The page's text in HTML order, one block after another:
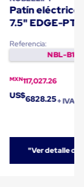
Patín eléctrico
7.5" EDGE-
Referencia:
NBL-B1-
MXN117,027.26
US$6828.25+ IVA
"Ver detalle